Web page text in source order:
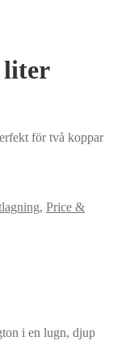
liter
för två koppar
, Price &
i en lugn, djup